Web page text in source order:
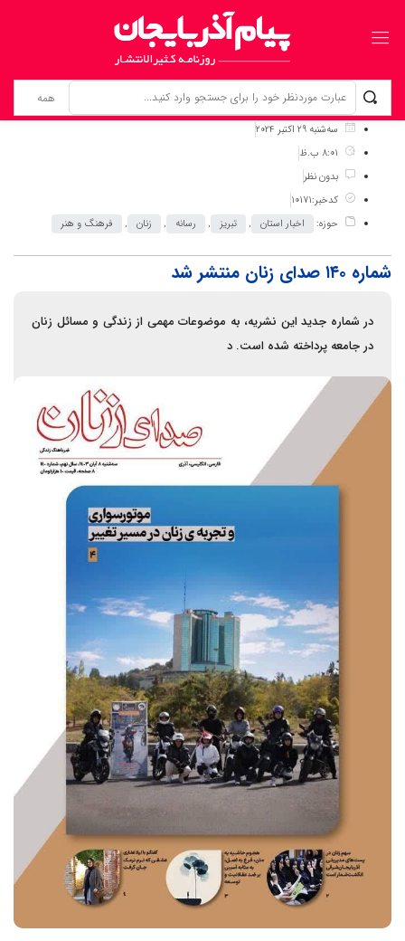
برگ نخست نوشته‌ها
شماره ۱۴۰ صدای زنان منتشر شد
سه‌شنبه 29 اکتبر 2024
8:01 ب.ظ
بدون نظر
کدخبر:10171
حوزه:
اخبار استان , تبریز , رسانه , زنان , فرهنگ و هنر
شماره ۱۴۰ صدای زنان منتشر شد
در شماره جدید این نشریه، به موضوعات مهمی از زندگی و مسائل زنان
در جامعه پرداخته شده است. د